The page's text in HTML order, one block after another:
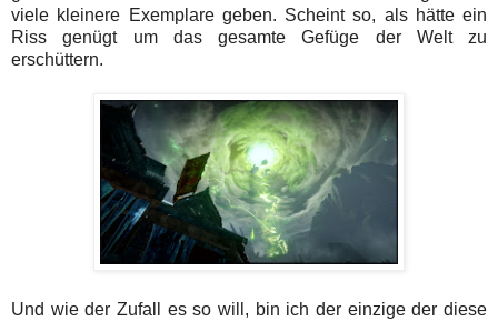
viele kleinere Exemplare geben. Scheint so, als hätte ein
Riss genügt um das gesamte Gefüge der Welt zu
erschüttern.
Und wie der Zufall es so will, bin ich der einzige der diese